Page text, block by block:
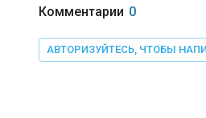
Комментарии 0
АВТОРИЗУЙТЕСЬ, ЧТОБЫ